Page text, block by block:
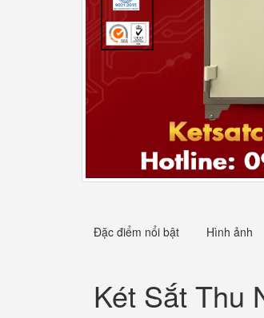
Đặc điểm nổi bật Hình ảnh
Két Sắt Thu